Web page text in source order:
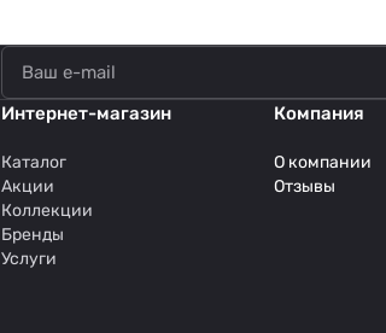
Интернет-магазин
Каталог
Акции
Коллекции
Бренды
Услуги
Компания
О компании
Отзывы